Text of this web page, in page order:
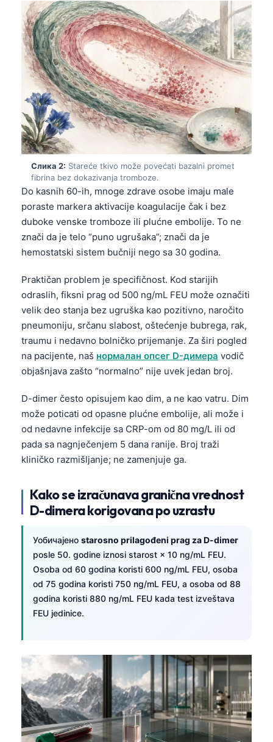
Слика 2: Stareće tkivo može povećati bazalni promet
fibrina bez dokazivanja tromboze.
Do kasnih 60-ih, mnoge zdrave osobe imaju male
poraste markera aktivacije koagulacije čak i bez
duboke venske tromboze ili plućne embolije. To ne
znači da je telo “puno ugrušaka”; znači da je
hemostatski sistem bučniji nego sa 30 godina.
Praktičan problem je specifičnost. Kod starijih
odraslih, fiksni prag od 500 ng/mL FEU može označiti
velik deo stanja bez ugruška kao pozitivno, naročito
pneumoniju, srčanu slabost, oštećenje bubrega, rak,
traumu i nedavno bolničko prijemanje. Za širi pogled
na pacijente, naš нормалан опсег D-димера vodič
objašnjava zašto “normalno” nije uvek jedan broj.
D-dimer često opisujem kao dim, a ne kao vatru. Dim
može poticati od opasne plućne embolije, ali može i
od nedavne infekcije sa CRP-om od 80 mg/L ili od
pada sa nagnječenjem 5 dana ranije. Broj traži
kliničko razmišljanje; ne zamenjuje ga.
Kako se izračunava granična vrednost
D-dimera korigovana po uzrastu
Уобичајено starosno prilagođeni prag za D-dimer
posle 50. godine iznosi starost × 10 ng/mL FEU.
Osoba od 60 godina koristi 600 ng/mL FEU, osoba
od 75 godina koristi 750 ng/mL FEU, a osoba od 88
godina koristi 880 ng/mL FEU kada test izveštava
FEU jedinice.